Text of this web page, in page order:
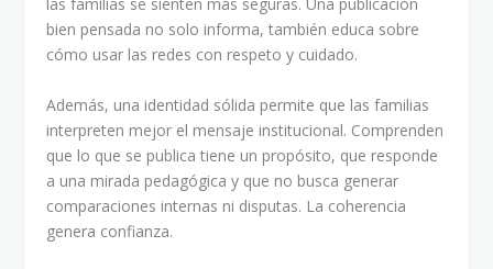
bien pensada no solo informa, también educa sobre
cómo usar las redes con respeto y cuidado.
Además, una identidad sólida permite que las familias
interpreten mejor el mensaje institucional. Comprenden
que lo que se publica tiene un propósito, que responde
a una mirada pedagógica y que no busca generar
comparaciones internas ni disputas. La coherencia
genera confianza.